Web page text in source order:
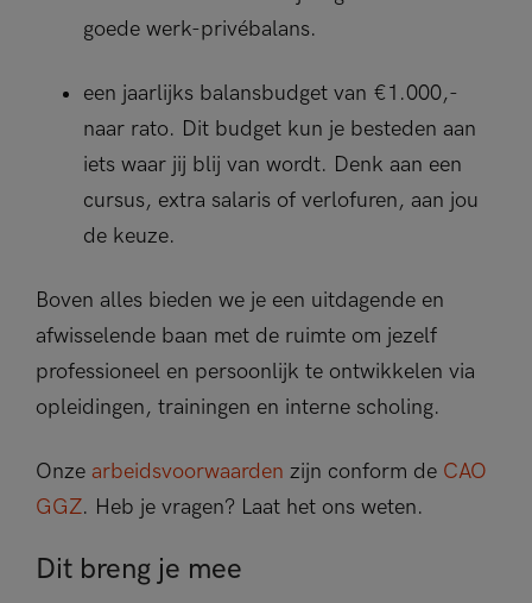
goede werk-privébalans.
een jaarlijks balansbudget van €1.000,-
naar rato. Dit budget kun je besteden aan
iets waar jij blij van wordt. Denk aan een
cursus, extra salaris of verlofuren, aan jou
de keuze.
Boven alles bieden we je een uitdagende en
afwisselende baan met de ruimte om jezelf
professioneel en persoonlijk te ontwikkelen via
opleidingen, trainingen en interne scholing.
Onze arbeidsvoorwaarden zijn conform de CAO
GGZ. Heb je vragen? Laat het ons weten.
Dit breng je mee